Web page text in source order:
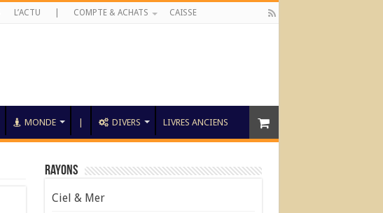
L’ACTU COMPTE & ACHATS CAISSE
MONDE DIVERS LIVRES ANCIENS
Rayons
Ciel & Mer